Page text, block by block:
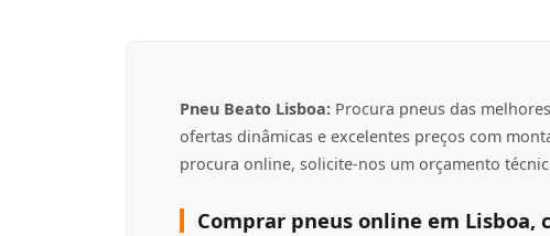
Pneu Beato Lisboa: Procura pneus das
ofertas dinâmicas e excelentes preços com
procura online, solicite-nos um orçamento
Comprar pneus online em Lisboa,